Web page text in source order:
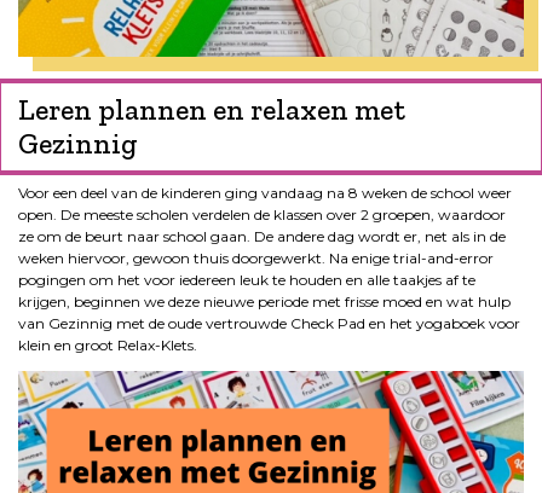
Leren plannen en relaxen met
Gezinnig
Voor een deel van de kinderen ging vandaag na 8 weken de school weer
open. De meeste scholen verdelen de klassen over 2 groepen, waardoor
ze om de beurt naar school gaan. De andere dag wordt er, net als in de
weken hiervoor, gewoon thuis doorgewerkt. Na enige trial-and-error
pogingen om het voor iedereen leuk te houden en alle taakjes af te
krijgen, beginnen we deze nieuwe periode met frisse moed en wat hulp
van Gezinnig met de oude vertrouwde Check Pad en het yogaboek voor
klein en groot Relax-Klets.